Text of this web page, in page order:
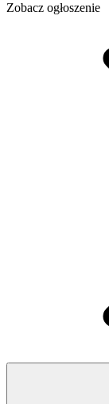
Zobacz ogłoszenie